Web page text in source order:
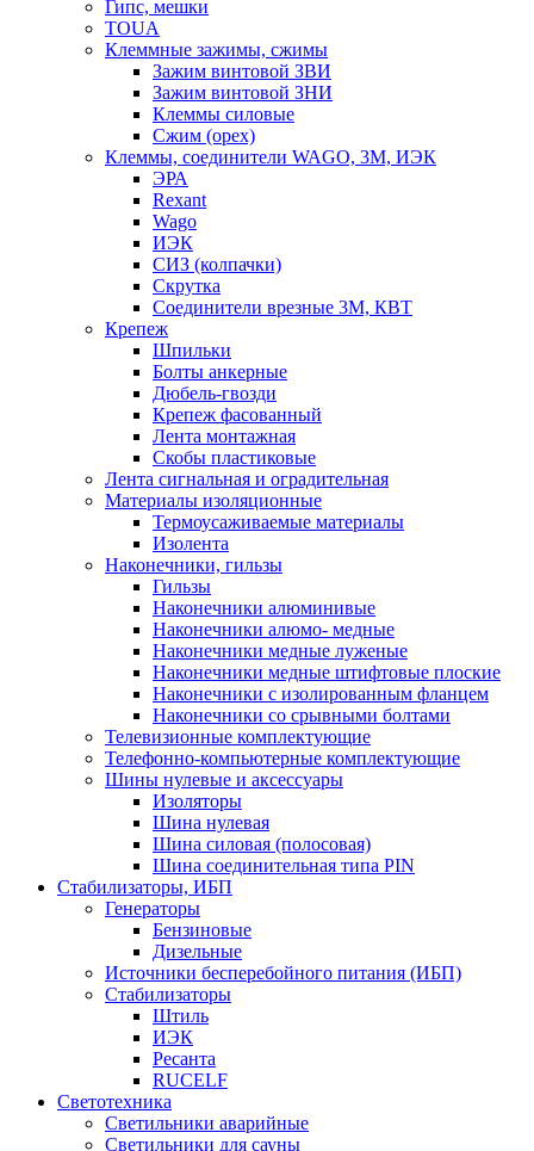
Гипс, мешки
TOUA
Клеммные зажимы, сжимы
Зажим винтовой ЗВИ
Зажим винтовой ЗНИ
Клеммы силовые
Сжим (орех)
Клеммы, соединители WAGO, 3M, ИЭК
ЭРА
Rexant
Wago
ИЭК
СИЗ (колпачки)
Скрутка
Соединители врезные 3M, КВТ
Крепеж
Шпильки
Болты анкерные
Дюбель-гвозди
Крепеж фасованный
Лента монтажная
Скобы пластиковые
Лента сигнальная и оградительная
Материалы изоляционные
Термоусаживаемые матeриалы
Изолента
Наконечники, гильзы
Гильзы
Наконечники алюминивые
Наконечники алюмо- медные
Наконечники медные луженые
Наконечники медные штифтовые плоские
Наконечники с изолированным фланцем
Наконечники со срывными болтами
Телевизионные комплектующие
Телефонно-компьютерные комплектующие
Шины нулевые и аксессуары
Изоляторы
Шина нулевая
Шина силовая (полосовая)
Шина соединительная типа PIN
Стабилизаторы, ИБП
Генераторы
Бензиновые
Дизельные
Источники бесперебойного питания (ИБП)
Стабилизаторы
Штиль
ИЭК
Ресанта
RUCELF
Светотехника
Светильники аварийные
Светильники для сауны